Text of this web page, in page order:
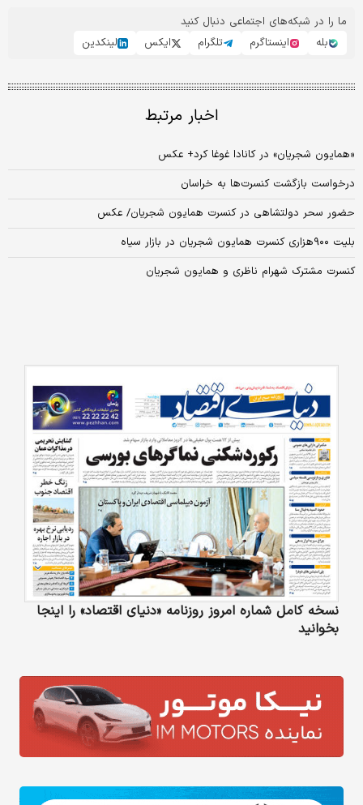
ما را در شبکه‌های اجتماعی دنبال کنید
بله
اینستاگرم تلگرام ایکس لینکدین
اخبار مرتبط
«همایون شجریان» در کانادا غوغا کرد+ عکس
درخواست بازگشت کنسرت‌ها به خراسان
حضور سحر دولتشاهی در کنسرت همایون شجریان/ عکس
بلیت ۹۰۰هزاری کنسرت همایون شجریان در بازار سیاه
کنسرت مشترک شهرام ناظری و همایون شجریان
نسخه کامل شماره امروز روزنامه «دنیای‌ اقتصاد» را اینجا
بخوانید